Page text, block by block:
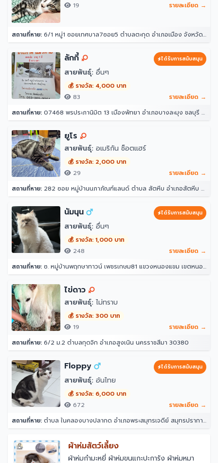
19 รายละเอียด →
สถานที่หาย: 6/1 หมู่1 ซอยเทศบาล7ซอย5 ตำบลตะกุด อำเภอเมือง จังหวัดสระบุรี
ลักกี้ ได้รับการสนับสนุน
สายพันธุ์: อื่นๆ
💰 รางวัล: 4,000 บาท
83
รายละเอียด →
สถานที่หาย: 07468 พรประภานิมิต 13 เมืองพัทยา อำเภอบางละมุง ชลบุรี 20150
ยูโร
สายพันธุ์: อเมริกัน ช็อตแฮร์
💰 รางวัล: 2,000 บาท
29
รายละเอียด →
สถานที่หาย: 282 ซอย หมู่บ้านนภาภัณฑ์แลนด์ ตำบล สัตหีบ อำเภอสัตหีบ ชลบุรี 20180
นัมนุน ได้รับการสนับสนุน
สายพันธุ์: อื่นๆ
💰 รางวัล: 1,000 บาท
248
รายละเอียด →
สถานที่หาย: ซ. หมู่บ้านพฤกษาทาวน์ เพชรเกษม81 แขวงหนองแขม เขตหนองแขม กรุงเทพมหานคร 10160
ไข่ดาว
สายพันธุ์: ไม่ทราบ
💰 รางวัล: 300 บาท
19
รายละเอียด →
สถานที่หาย: 6/2 ม.2 ตำบลกุดจิก อำเภอสูงเนิน นครราชสีมา 30380
Floppy ได้รับการสนับสนุน
สายพันธุ์: อ้นไทย
💰 รางวัล: 6,000 บาท
672
รายละเอียด →
สถานที่หาย: ตำบล ในคลองบางปลากด อำเภอพระสมุทรเจดีย์ สมุทรปราการ 10290
ผ้าห่มสัตว์เลี้ยง
ผ้าห่มกำมะหยี่ ผ้าห่มขนแกะปะการัง ผ้าห่มหมา